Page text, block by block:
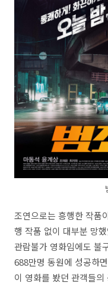
조연으로는 흥행한 작품
행 작품 없이 대부분 망
관람불가 영화임에도 불
688만명 동원에 성공하
이 영화를 봤던 관객들